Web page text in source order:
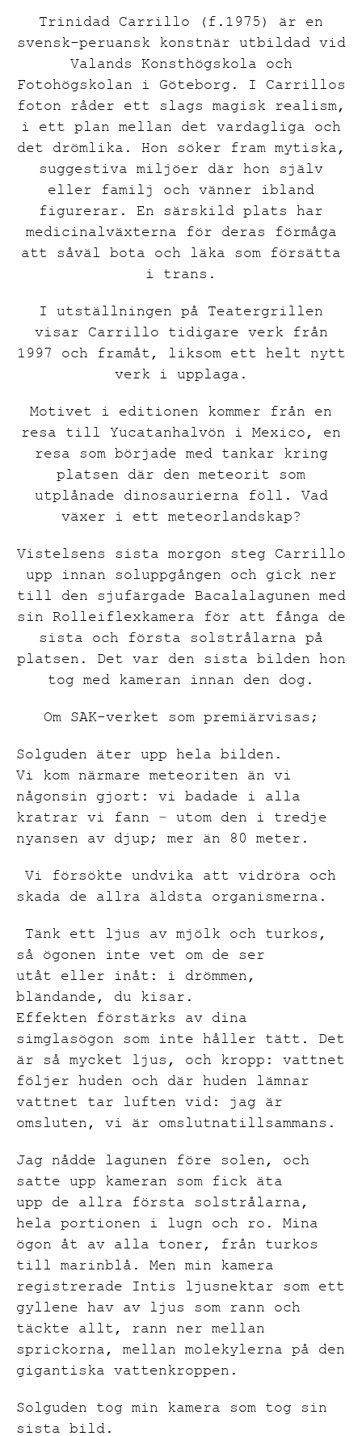
Trinidad Carrillo (f.1975) är en
svensk-peruansk konstnär utbildad vid
Valands Konsthögskola och
Fotohögskolan i Göteborg. I Carrillos
foton råder ett slags magisk realism,
i ett plan mellan det vardagliga och
det drömlika. Hon söker fram mytiska,
suggestiva miljöer där hon själv
eller familj och vänner ibland
figurerar. En särskild plats har
medicinalväxterna för deras förmåga
att såväl bota och läka som försätta
i trans.
I utställningen på Teatergrillen
visar Carrillo tidigare verk från
1997 och framåt, liksom ett helt nytt
verk i upplaga.
Motivet i editionen kommer från en
resa till Yucatanhalvön i Mexico, en
resa som började med tankar kring
platsen där den meteorit som
utplånade dinosaurierna föll. Vad
växer i ett meteorlandskap?
Vistelsens sista morgon steg Carrillo
upp innan soluppgången och gick ner
till den sjufärgade Bacalalagunen med
sin Rolleiflexkamera för att fånga de
sista och första solstrålarna på
platsen. Det var den sista bilden hon
tog med kameran innan den dog.
Om SAK-verket som premiärvisas;
Solguden äter upp hela bilden.
Vi kom närmare meteoriten än vi
någonsin gjort: vi badade i alla
kratrar vi fann – utom den i tredje
nyansen av djup; mer än 80 meter.
Vi försökte undvika att vidröra och
skada de allra äldsta organismerna.
Tänk ett ljus av mjölk och turkos,
så ögonen inte vet om de ser
utåt eller inåt: i drömmen,
bländande, du kisar.
Effekten förstärks av dina
simglasögon som inte håller tätt. Det
är så mycket ljus, och kropp: vattnet
följer huden och där huden lämnar
vattnet tar luften vid: jag är
omsluten, vi är omslutnatillsammans.
Jag nådde lagunen före solen, och
satte upp kameran som fick äta
upp de allra första solstrålarna,
hela portionen i lugn och ro. Mina
ögon åt av alla toner, från turkos
till marinblå. Men min kamera
registrerade Intis ljusnektar som ett
gyllene hav av ljus som rann och
täckte allt, rann ner mellan
sprickorna, mellan molekylerna på den
gigantiska vattenkroppen.
Solguden tog min kamera som tog sin
sista bild.